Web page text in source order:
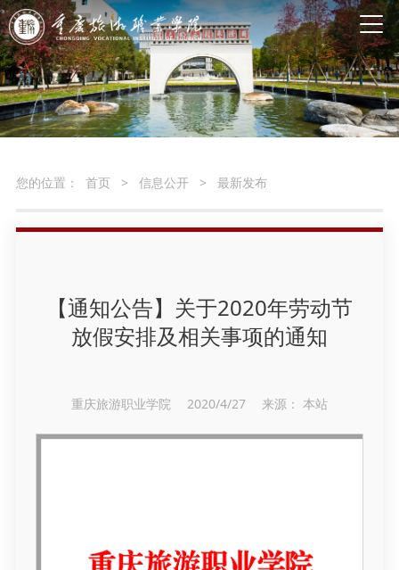
您的位置： 首页 > 信息公开 > 最新发布
【通知公告】关于2020年劳动节
放假安排及相关事项的通知
重庆旅游职业学院 2020/4/27 来源： 本站